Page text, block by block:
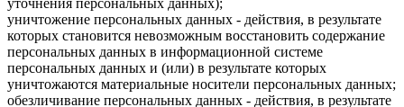
уточнения персональных данных);
уничтожение персональных данных - действия, в результате
которых становится невозможным восстановить содержание
персональных данных в информационной системе
персональных данных и (или) в результате которых
уничтожаются материальные носители персональных данных;
обезличивание персональных данных - действия, в результате